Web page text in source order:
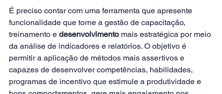
É preciso contar com uma ferramenta que apresente
funcionalidade que torne a gestão de capacitação,
treinamento e desenvolvimento mais estratégica por meio
da análise de indicadores e relatórios. O objetivo é
permitir a aplicação de métodos mais assertivos e
capazes de desenvolver competências, habilidades,
programas de incentivo que estimule a produtividade e